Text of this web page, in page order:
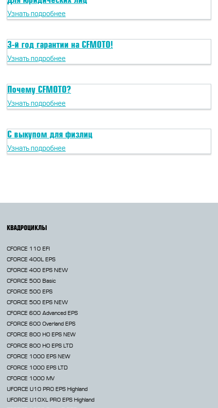
CFMOTO ФИНАНС
ЛИЗИНГ
СТАТЬ ПОСТАВЩИКОМ
Найти дилера
Стать дилером
Конфигуратор
Узнать подробнее
3-й год гарантии на CFMOTO!
Узнать подробнее
Почему CFMOTO?
Узнать подробнее
С выкупом для физлиц
Узнать подробнее
КВАДРОЦИКЛЫ
CFORCE 110 EFI
CFORCE 400L EPS
CFORCE 400 EPS NEW
CFORCE 500 Basic
CFORCE 500 EPS
CFORCE 500 EPS NEW
CFORCE 600 Advanced EPS
CFORCE 600 Overland EPS
CFORCE 800 HO EPS NEW
CFORCE 800 HO EPS LTD
CFORCE 1000 EPS NEW
CFORCE 1000 EPS LTD
CFORCE 1000 MV
UFORCE U10 PRO EPS Highland
UFORCE U10XL PRO EPS Highland